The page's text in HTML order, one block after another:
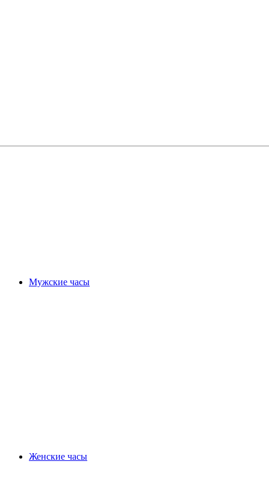
Мужские часы
Женские часы